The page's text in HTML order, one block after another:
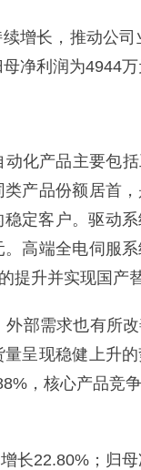
增长，推动公
净利润为4944万
化产品主要包括
产品份额居首
定客户。驱动系
高端全电伺服
提升并实现国产替
部需求也有所
呈现稳健上升
，核心产品竞
长22.80%；归